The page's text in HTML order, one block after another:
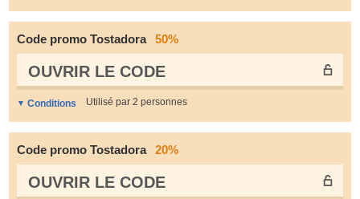
Code promo Tostadora 50%
OUVRIR LE СODE
Conditions Utilisé par 2 personnes
Code promo Tostadora 20%
OUVRIR LE СODE